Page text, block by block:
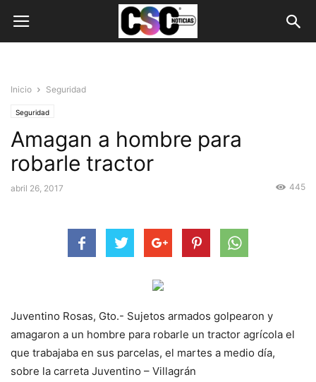
Inicio Seguridad
Seguridad
Amagan a hombre para
robarle tractor
abril 26, 2017 445
Juventino Rosas, Gto.- Sujetos armados golpearon y
amagaron a un hombre para robarle un tractor agrícola el
que trabajaba en sus parcelas, el martes a medio día,
sobre la carreta Juventino – Villagrán